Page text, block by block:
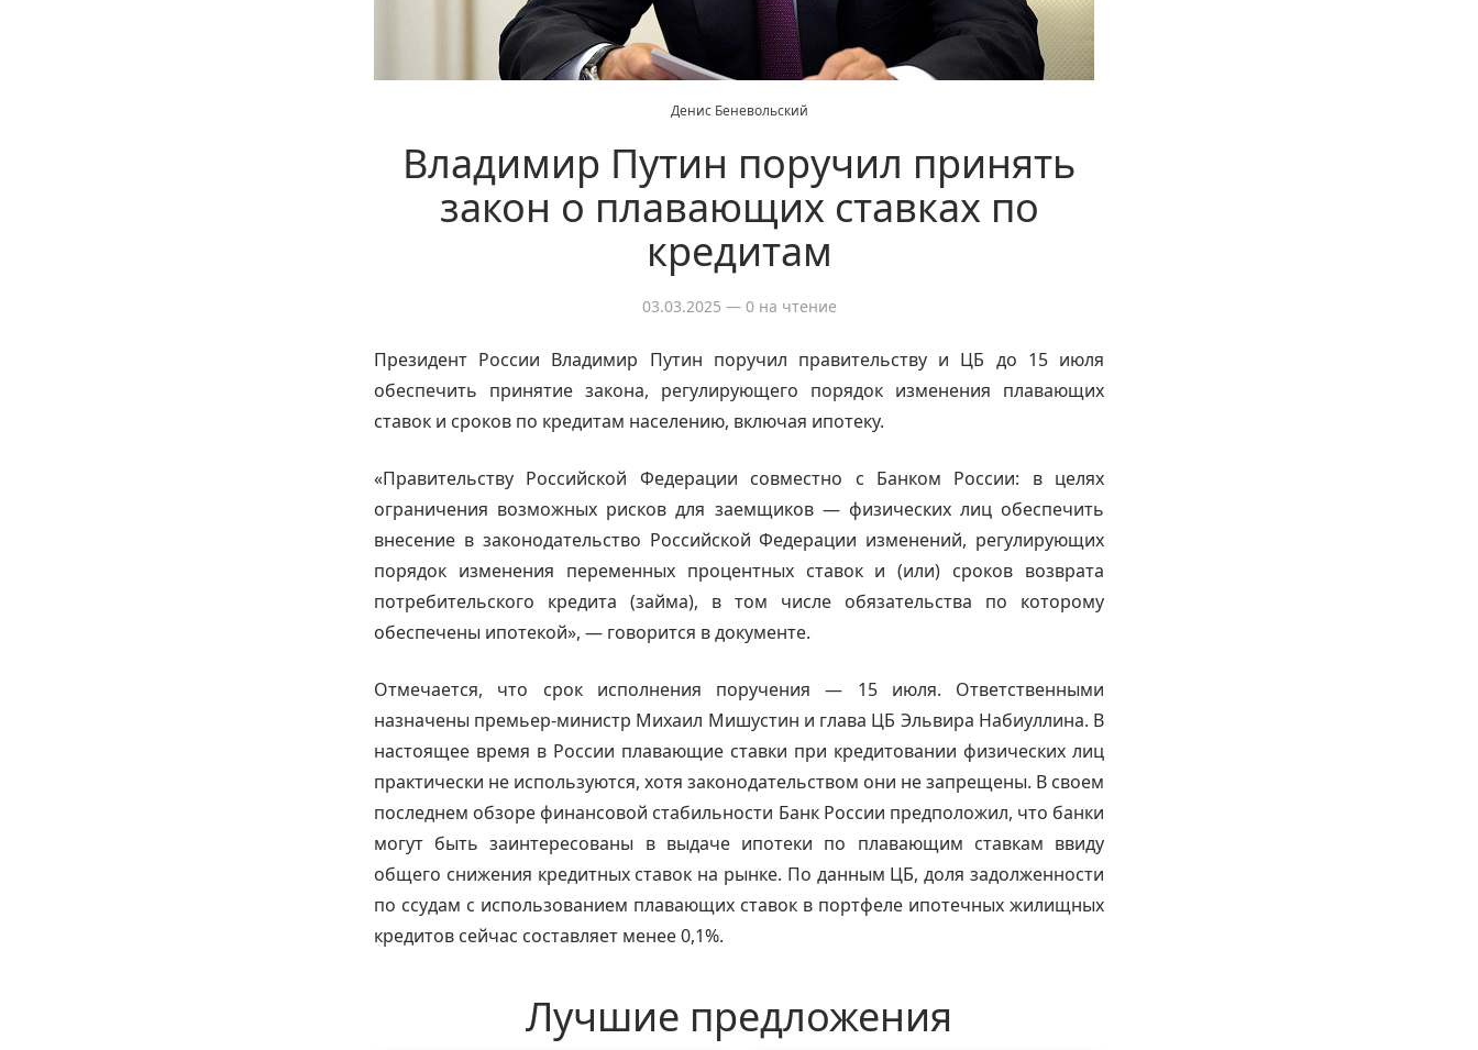
Денис Беневольский
Владимир Путин поручил принять
закон о плавающих ставках по
кредитам
03.03.2025 — 0 на чтение
Президент России Владимир Путин поручил правительству и ЦБ до 15 июля
обеспечить принятие закона, регулирующего порядок изменения плавающих
ставок и сроков по кредитам населению, включая ипотеку.
«Правительству Российской Федерации совместно с Банком России: в целях
ограничения возможных рисков для заемщиков — физических лиц обеспечить
внесение в законодательство Российской Федерации изменений, регулирующих
порядок изменения переменных процентных ставок и (или) сроков возврата
потребительского кредита (займа), в том числе обязательства по которому
обеспечены ипотекой», — говорится в документе.
Отмечается, что срок исполнения поручения — 15 июля. Ответственными
назначены премьер-министр Михаил Мишустин и глава ЦБ Эльвира Набиуллина. В
настоящее время в России плавающие ставки при кредитовании физических лиц
практически не используются, хотя законодательством они не запрещены. В своем
последнем обзоре финансовой стабильности Банк России предположил, что банки
могут быть заинтересованы в выдаче ипотеки по плавающим ставкам ввиду
общего снижения кредитных ставок на рынке. По данным ЦБ, доля задолженности
по ссудам с использованием плавающих ставок в портфеле ипотечных жилищных
кредитов сейчас составляет менее 0,1%.
Лучшие предложения